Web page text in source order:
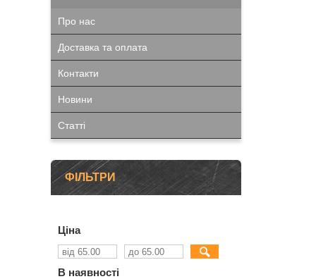
Про нас
Доставка та оплата
Контакти
Новини
Статті
ФІЛЬТРИ
Ціна
В наявності